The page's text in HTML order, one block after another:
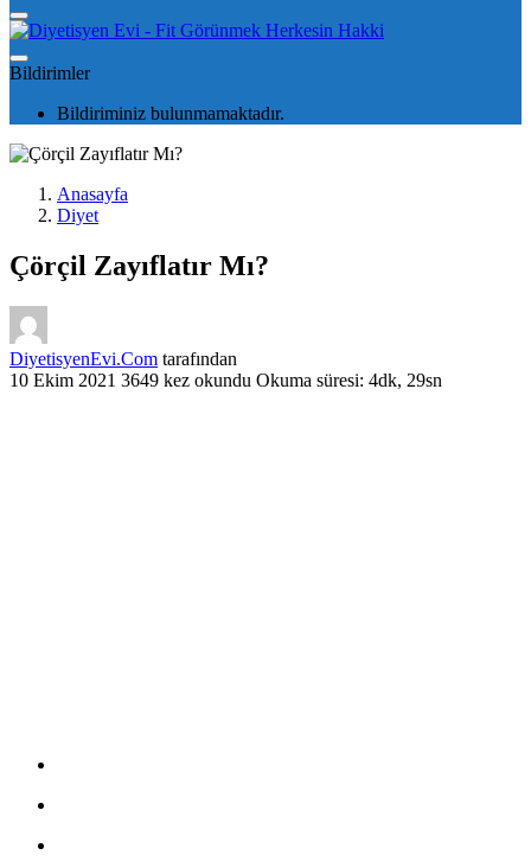
Bildirimler
Bildiriminiz bulunmamaktadır.
Anasayfa
Diyet
Çörçil Zayıflatır Mı?
DiyetisyenEvi.Com tarafından
10 Ekim 2021 3649 kez okundu Okuma süresi: 4dk, 29sn